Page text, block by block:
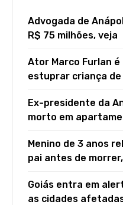
Advogada de
R$ 75 milhões, veja
Ator Marco Furlan
estuprar criança de
Ex-presidente da
morto em
Menino de 3 anos
pai antes de
Goiás entra em
as cidades